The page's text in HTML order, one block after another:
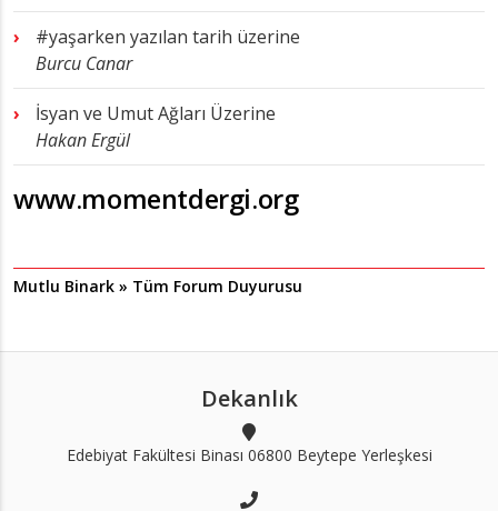
#yaşarken yazılan tarih üzerine
Burcu Canar
İsyan ve Umut Ağları Üzerine
Hakan Ergül
www.momentdergi.org
Mutlu Binark » Tüm Forum Duyurusu
Dekanlık
Edebiyat Fakültesi Binası 06800 Beytepe Yerleşkesi